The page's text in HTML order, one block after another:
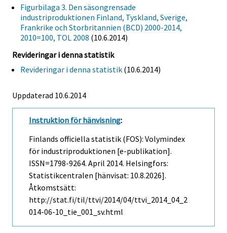
Figurbilaga 3. Den säsongrensade
industriproduktionen Finland, Tyskland, Sverige,
Frankrike och Storbritannien (BCD) 2000-2014,
2010=100, TOL 2008 (10.6.2014)
Revideringar i denna statistik
Revideringar i denna statistik (10.6.2014)
Uppdaterad 10.6.2014
Instruktion för hänvisning:
Finlands officiella statistik (FOS): Volymindex
för industriproduktionen [e-publikation].
ISSN=1798-9264. April 2014. Helsingfors:
Statistikcentralen [hänvisat: 10.8.2026].
Åtkomstsätt:
http://stat.fi/til/ttvi/2014/04/ttvi_2014_04_2
014-06-10_tie_001_sv.html